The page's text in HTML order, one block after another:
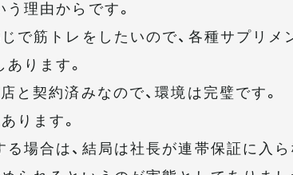
理由からです。
で筋トレをしたいので、各種サプリメ
ります。
契約済みなので、環境は完璧です。
ります。
場合は、結局は社長が連帯保証に入